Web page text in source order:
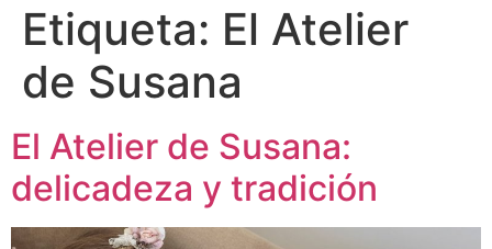
Etiqueta: El Atelier
de Susana
El Atelier de Susana:
delicadeza y tradición